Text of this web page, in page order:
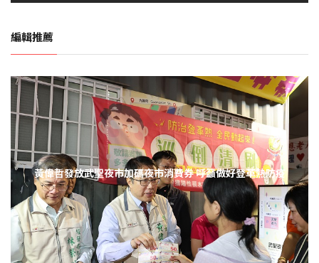
編輯推薦
黃偉哲發放武聖夜市加碼夜市消費券 呼籲做好登革熱防疫